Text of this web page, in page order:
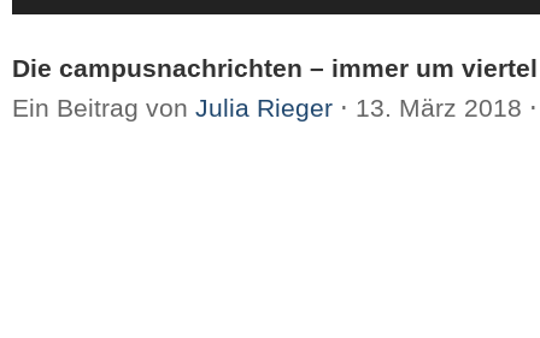
Die campusnachrichten – immer um
Ein Beitrag von Julia Rieger ⋅ 13. März 2018 ⋅